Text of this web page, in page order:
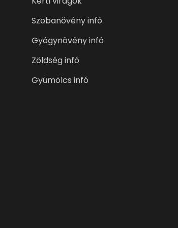
Szobanövény infó
Gyógynövény infó
Zöldség infó
Gyümölcs infó